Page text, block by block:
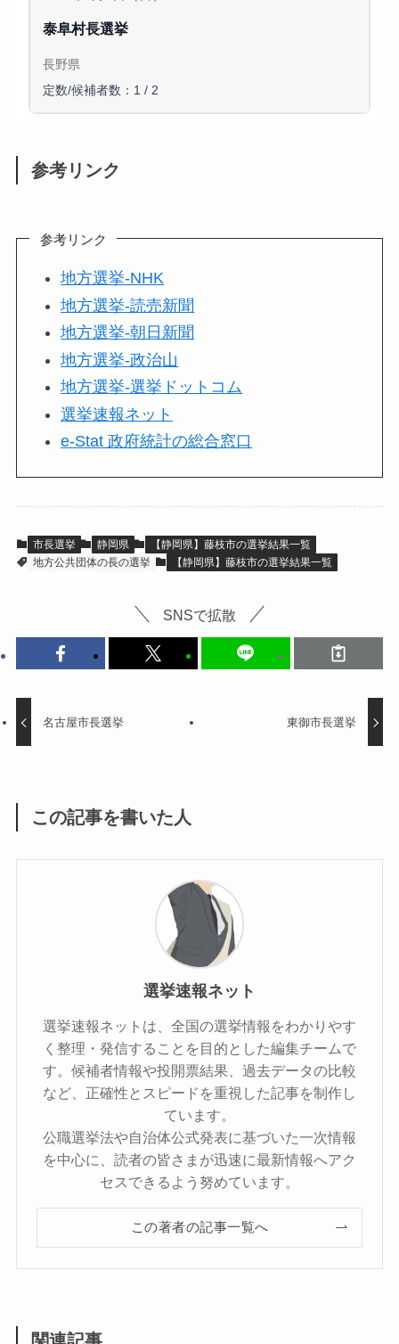
泰阜村長選挙
長野県
定数/候補者数：1 / 2
参考リンク
参考リンク
地方選挙-NHK
地方選挙-読売新聞
地方選挙-朝日新聞
地方選挙-政治山
地方選挙-選挙ドットコム
選挙速報ネット
e-Stat 政府統計の総合窓口
市長選挙 静岡県
【静岡県】藤枝市の選挙結果一覧
地方公共団体の長の選挙
【静岡県】藤枝市の選挙結果一覧
SNSで拡散
名古屋市長選挙 東御市長選挙
この記事を書いた人
選挙速報ネット
選挙速報ネットは、全国の選挙情報をわかりやす
く整理・発信することを目的とした編集チームで
す。候補者情報や投開票結果、過去データの比較
など、正確性とスピードを重視した記事を制作し
ています。
公職選挙法や自治体公式発表に基づいた一次情報
を中心に、読者の皆さまが迅速に最新情報へアク
セスできるよう努めています。
この著者の記事一覧へ